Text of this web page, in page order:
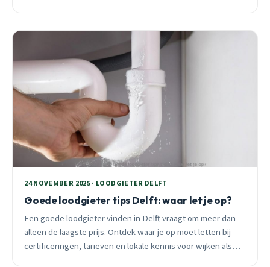
24 NOVEMBER 2025 · LOODGIETER DELFT
Goede loodgieter tips Delft: waar let je op?
Een goede loodgieter vinden in Delft vraagt om meer dan
alleen de laagste prijs. Ontdek waar je op moet letten bij
certificeringen, tarieven en lokale kennis voor wijken als